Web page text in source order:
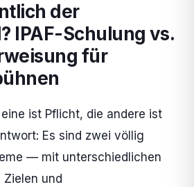
der
IPAF-Schulung vs.
für
ist Pflicht, die andere ist
Es sind zwei völlig
— mit unterschiedlichen
und